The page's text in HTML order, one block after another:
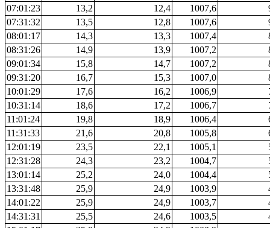
07:01:23
13,2 12,4 1007,6
07:31:32
13,5 12,8 1007,6
08:01:17
14,3 13,3 1007,4
08:31:26
14,9 13,9 1007,2
09:01:34
15,8 14,7 1007,2
09:31:20
16,7 15,3 1007,0
10:01:29
17,6 16,2 1006,9
10:31:14
18,6 17,2 1006,7
11:01:24
19,8 18,9 1006,4
11:31:33
21,6 20,8 1005,8
12:01:19
23,5 22,1 1005,1
12:31:28
24,3 23,2 1004,7
13:01:14
25,2 24,0 1004,4
13:31:48
25,9 24,9 1003,9
14:01:22
25,9 24,9 1003,7
14:31:31
25,5 24,6 1003,5